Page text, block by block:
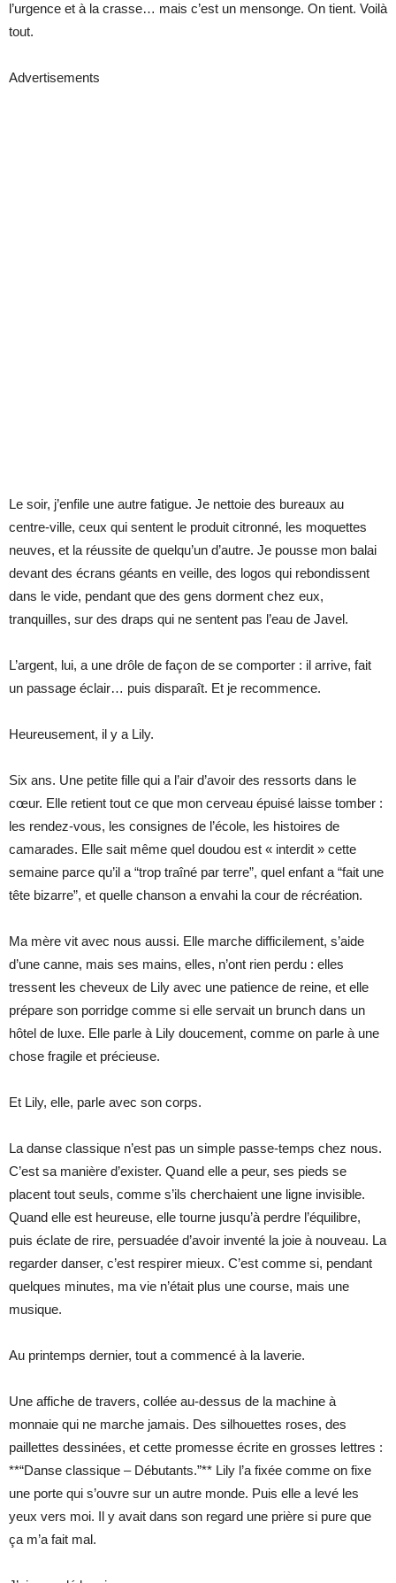
l’urgence et à la crasse… mais c’est un mensonge. On tient. Voilà
tout.
Advertisements
Le soir, j’enfile une autre fatigue. Je nettoie des bureaux au
centre-ville, ceux qui sentent le produit citronné, les moquettes
neuves, et la réussite de quelqu’un d’autre. Je pousse mon balai
devant des écrans géants en veille, des logos qui rebondissent
dans le vide, pendant que des gens dorment chez eux,
tranquilles, sur des draps qui ne sentent pas l’eau de Javel.
L’argent, lui, a une drôle de façon de se comporter : il arrive, fait
un passage éclair… puis disparaît. Et je recommence.
Heureusement, il y a Lily.
Six ans. Une petite fille qui a l’air d’avoir des ressorts dans le
cœur. Elle retient tout ce que mon cerveau épuisé laisse tomber :
les rendez-vous, les consignes de l’école, les histoires de
camarades. Elle sait même quel doudou est « interdit » cette
semaine parce qu’il a “trop traîné par terre”, quel enfant a “fait une
tête bizarre”, et quelle chanson a envahi la cour de récréation.
Ma mère vit avec nous aussi. Elle marche difficilement, s’aide
d’une canne, mais ses mains, elles, n’ont rien perdu : elles
tressent les cheveux de Lily avec une patience de reine, et elle
prépare son porridge comme si elle servait un brunch dans un
hôtel de luxe. Elle parle à Lily doucement, comme on parle à une
chose fragile et précieuse.
Et Lily, elle, parle avec son corps.
La danse classique n’est pas un simple passe-temps chez nous.
C’est sa manière d’exister. Quand elle a peur, ses pieds se
placent tout seuls, comme s’ils cherchaient une ligne invisible.
Quand elle est heureuse, elle tourne jusqu’à perdre l’équilibre,
puis éclate de rire, persuadée d’avoir inventé la joie à nouveau. La
regarder danser, c’est respirer mieux. C’est comme si, pendant
quelques minutes, ma vie n’était plus une course, mais une
musique.
Au printemps dernier, tout a commencé à la laverie.
Une affiche de travers, collée au-dessus de la machine à
monnaie qui ne marche jamais. Des silhouettes roses, des
paillettes dessinées, et cette promesse écrite en grosses lettres :
**“Danse classique – Débutants.”** Lily l’a fixée comme on fixe
une porte qui s’ouvre sur un autre monde. Puis elle a levé les
yeux vers moi. Il y avait dans son regard une prière si pure que
ça m’a fait mal.